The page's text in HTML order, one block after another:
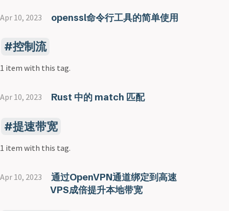
Apr 10, 2023 openssl命令行工具的简单使用
控制流
1 item with this tag.
Apr 10, 2023 Rust 中的 match 匹配
提速带宽
1 item with this tag.
Apr 10, 2023
通过OpenVPN通道绑定到高速
VPS成倍提升本地带宽